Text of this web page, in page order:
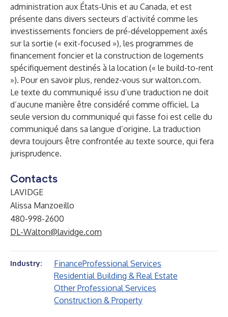
administration aux États-Unis et au Canada, et est
présente dans divers secteurs d’activité comme les
investissements fonciers de pré-développement axés
sur la sortie (« exit-focused »), les programmes de
financement foncier et la construction de logements
spécifiquement destinés à la location (« le build-to-rent
»). Pour en savoir plus, rendez-vous surwalton.com.
Le texte du communiqué issu d’une traduction ne doit
d’aucune manière être considéré comme officiel. La
seule version du communiqué qui fasse foi est celle du
communiqué dans sa langue d’origine. La traduction
devra toujours être confrontée au texte source, qui fera
jurisprudence.
Contacts
LAVIDGE
Alissa Manzoeillo
480-998-2600
DL-Walton@lavidge.com
Industry: FinanceProfessional Services
Residential Building & Real Estate
Other Professional Services
Construction & Property